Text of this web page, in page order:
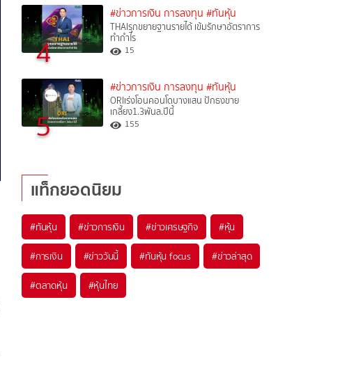
4
#ข่าวการเงิน การลงทุน #ทันหุ้น
THAIรุกขยายฐานรายได้ เข้มรักษาอัตราการ
ทำกำไร
15
5
#ข่าวการเงิน การลงทุน #ทันหุ้น
ORIเร่งโอนคอนโดบางแสน ปักธงขาย
เกลี้ยง1.3พันล.ปีนี้
155
แท็กยอดนิยม
#ทันหุ้น #ข่าวการเงิน #ข่าวเศรษฐกิจ #หุ้น
#การเงิน #ข่าววันนี้ #ทันหุ้น focus #ข่าวล่าสุด
#ตลาดหุ้น #หุ้นไทย